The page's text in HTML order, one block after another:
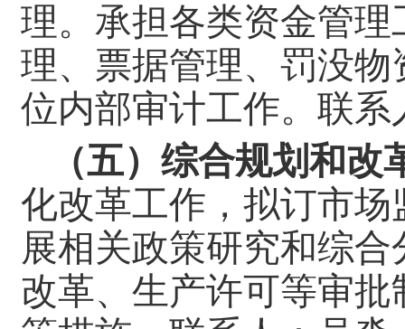
理。承担各类资金管
理、票据管理、罚没
位内部审计工作。 联系
（五）综合规划和改
化改革工作，拟订市
展相关政策研究和综
改革、生产许可等审